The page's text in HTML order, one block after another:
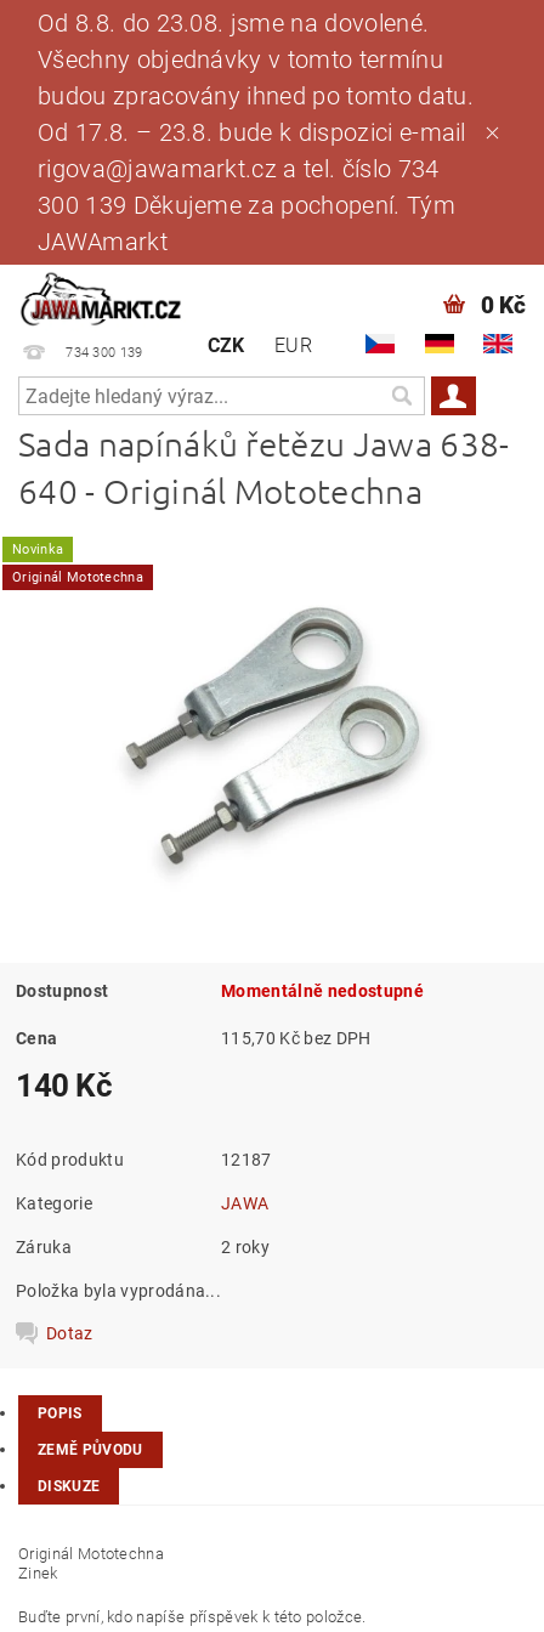
Od 8.8. do 23.08. jsme na dovolené.
Všechny objednávky v tomto termínu
budou zpracovány ihned po tomto datu.
Od 17.8. – 23.8. bude k dispozici e-mail
rigova@jawamarkt.cz a tel. číslo 734
300 139 Děkujeme za pochopení. Tým
JAWAmarkt
734 300 139 CZK EUR
0 Kč
Sada napínáků řetězu Jawa 638-
640 - Originál Mototechna
Novinka
Originál Mototechna
Dostupnost Momentálně nedostupné
Cena 115,70 Kč bez DPH
140 Kč
Kód produktu 12187
Kategorie JAWA
Záruka 2 roky
Položka byla vyprodána...
Dotaz
POPIS
ZEMĚ PŮVODU
DISKUZE
Originál Mototechna
Zinek
Buďte první, kdo napíše příspěvek k této položce.